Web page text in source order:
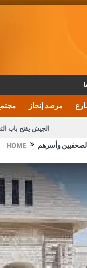
مرصد إنجاز
الجيش يفتح باب
رؤساء تحرير الصحف اليومية
الملك البحريني
HOME وأسرهم